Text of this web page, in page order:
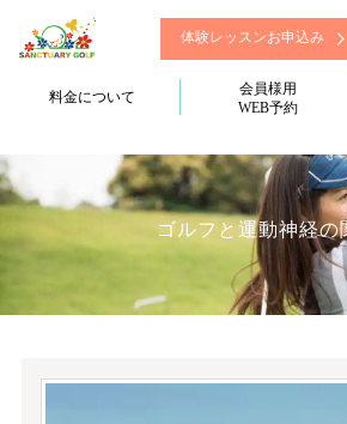
体験レッスンお申込み
料金について
会員様用
WEB予約
ゴルフと運動神経の